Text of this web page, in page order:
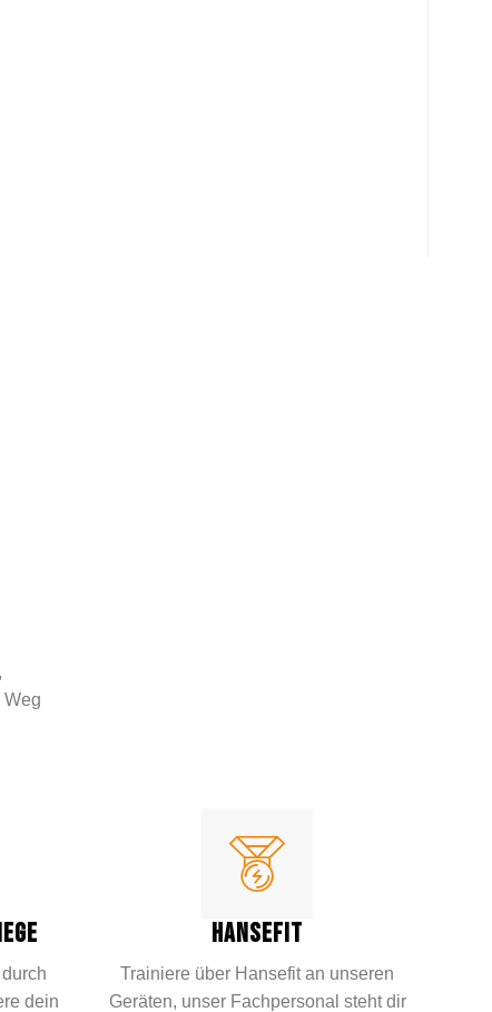
Weg
dein
HANSEFIT
Trainiere über Hansefit an unseren
Geräten, unser Fachpersonal steht dir